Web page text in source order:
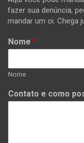
fazer sua denúncia,
mandar um oi. Chega
Nome *
Nome
Contato e como